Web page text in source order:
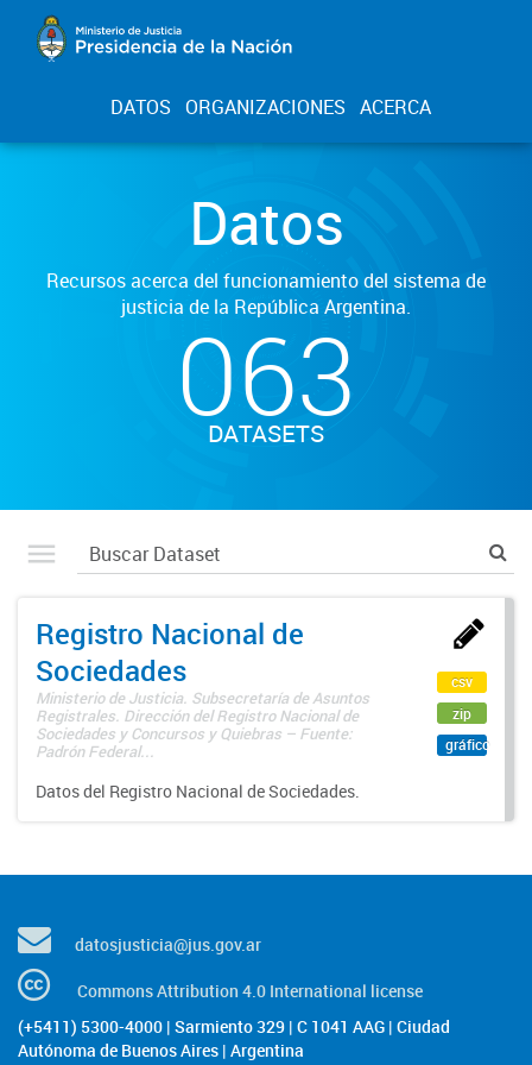
DATOS ORGANIZACIONES ACERCA
Datos
Recursos acerca del funcionamiento del sistema de
justicia de la República Argentina.
063
DATASETS
Registro Nacional de
Sociedades
Ministerio de Justicia. Subsecretaría de Asuntos
Registrales. Dirección del Registro Nacional de
Sociedades y Concursos y Quiebras – Fuente:
Padrón Federal...
Datos del Registro Nacional de Sociedades.
csv
zip
gráfico
datosjusticia@jus.gov.ar
Commons Attribution 4.0 International license
(+5411) 5300-4000 | Sarmiento 329 | C 1041 AAG | Ciudad
Autónoma de Buenos Aires | Argentina